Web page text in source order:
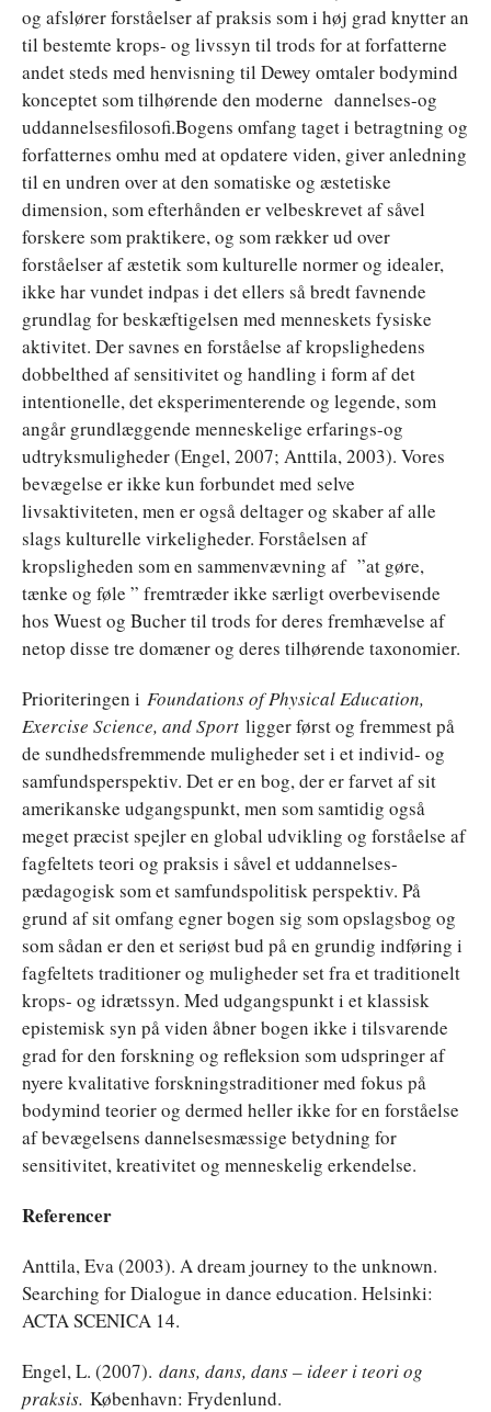
og afslører forståelser af praksis som i høj grad knytter an
til bestemte krops- og livssyn til trods for at forfatterne
andet steds med henvisning til Dewey omtaler bodymind
konceptet som tilhørende den moderne dannelses-og
uddannelsesfilosofi.Bogens omfang taget i betragtning og
forfatternes omhu med at opdatere viden, giver anledning
til en undren over at den somatiske og æstetiske
dimension, som efterhånden er velbeskrevet af såvel
forskere som praktikere, og som rækker ud over
forståelser af æstetik som kulturelle normer og idealer,
ikke har vundet indpas i det ellers så bredt favnende
grundlag for beskæftigelsen med menneskets fysiske
aktivitet. Der savnes en forståelse af kropslighedens
dobbelthed af sensitivitet og handling i form af det
intentionelle, det eksperimenterende og legende, som
angår grundlæggende menneskelige erfarings-og
udtryksmuligheder (Engel, 2007; Anttila, 2003). Vores
bevægelse er ikke kun forbundet med selve
livsaktiviteten, men er også deltager og skaber af alle
slags kulturelle virkeligheder. Forståelsen af
kropsligheden som en sammenvævning af ”at gøre,
tænke og føle ” fremtræder ikke særligt overbevisende
hos Wuest og Bucher til trods for deres fremhævelse af
netop disse tre domæner og deres tilhørende taxonomier.
Prioriteringen i Foundations of Physical Education,
Exercise Science, and Sport ligger først og fremmest på
de sundhedsfremmende muligheder set i et individ- og
samfundsperspektiv. Det er en bog, der er farvet af sit
amerikanske udgangspunkt, men som samtidig også
meget præcist spejler en global udvikling og forståelse af
fagfeltets teori og praksis i såvel et uddannelses-
pædagogisk som et samfundspolitisk perspektiv. På
grund af sit omfang egner bogen sig som opslagsbog og
som sådan er den et seriøst bud på en grundig indføring i
fagfeltets traditioner og muligheder set fra et traditionelt
krops- og idrætssyn. Med udgangspunkt i et klassisk
epistemisk syn på viden åbner bogen ikke i tilsvarende
grad for den forskning og refleksion som udspringer af
nyere kvalitative forskningstraditioner med fokus på
bodymind teorier og dermed heller ikke for en forståelse
af bevægelsens dannelsesmæssige betydning for
sensitivitet, kreativitet og menneskelig erkendelse.
Referencer
Anttila, Eva (2003). A dream journey to the unknown.
Searching for Dialogue in dance education. Helsinki:
ACTA SCENICA 14.
Engel, L. (2007). dans, dans, dans – ideer i teori og
praksis. København: Frydenlund.